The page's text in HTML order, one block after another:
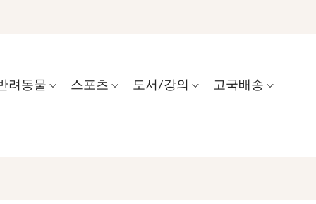
려동물 스포츠 도서/강의 고국배송